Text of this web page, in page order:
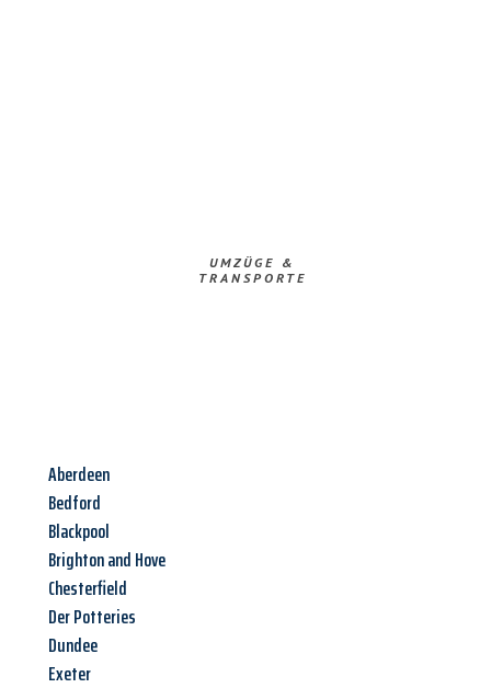
UMZÜGE &
TRANSPORTE
Aberdeen
Bedford
Blackpool
Brighton and Hove
Chesterfield
Der Potteries
Dundee
Exeter